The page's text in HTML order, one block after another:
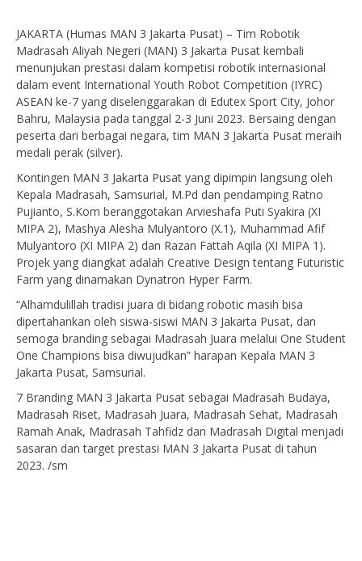
JAKARTA (Humas MAN 3 Jakarta Pusat) – Tim Robotik
Madrasah Aliyah Negeri (MAN) 3 Jakarta Pusat kembali
menunjukan prestasi dalam kompetisi robotik internasional
dalam event International Youth Robot Competition (IYRC)
ASEAN ke-7 yang diselenggarakan di Edutex Sport City, Johor
Bahru, Malaysia pada tanggal 2-3 Juni 2023. Bersaing dengan
peserta dari berbagai negara, tim MAN 3 Jakarta Pusat meraih
medali perak (silver).
Kontingen MAN 3 Jakarta Pusat yang dipimpin langsung oleh
Kepala Madrasah, Samsurial, M.Pd dan pendamping Ratno
Pujianto, S.Kom beranggotakan Arvieshafa Puti Syakira (XI
MIPA 2), Mashya Alesha Mulyantoro (X.1), Muhammad Afif
Mulyantoro (XI MIPA 2) dan Razan Fattah Aqila (XI MIPA 1).
Projek yang diangkat adalah Creative Design tentang Futuristic
Farm yang dinamakan Dynatron Hyper Farm.
“Alhamdulillah tradisi juara di bidang robotic masih bisa
dipertahankan oleh siswa-siswi MAN 3 Jakarta Pusat, dan
semoga branding sebagai Madrasah Juara melalui One Student
One Champions bisa diwujudkan” harapan Kepala MAN 3
Jakarta Pusat, Samsurial.
7 Branding MAN 3 Jakarta Pusat sebagai Madrasah Budaya,
Madrasah Riset, Madrasah Juara, Madrasah Sehat, Madrasah
Ramah Anak, Madrasah Tahfidz dan Madrasah Digital menjadi
sasaran dan target prestasi MAN 3 Jakarta Pusat di tahun
2023. /sm